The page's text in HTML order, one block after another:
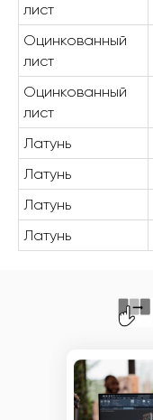
лист
Оцинкованный
лист
Оцинкованный
лист
Латунь
Латунь
Латунь
Латунь